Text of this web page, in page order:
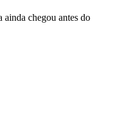
ainda chegou antes do